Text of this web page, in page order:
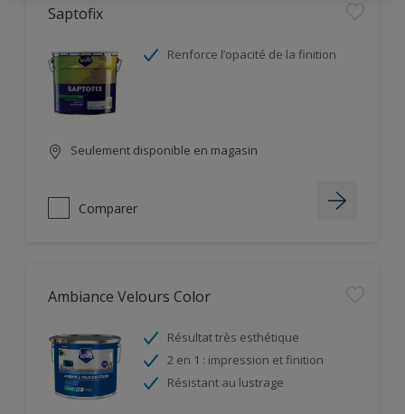
Saptofix
Renforce l’opacité de la finition
Seulement disponible en magasin
Comparer
Ambiance Velours Color
Résultat très esthétique
2 en 1 : impression et finition
Résistant au lustrage